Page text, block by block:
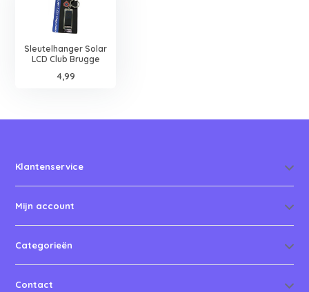
Sleutelhanger Solar
LCD Club Brugge
4,99
Klantenservice
Mijn account
Categorieën
Contact